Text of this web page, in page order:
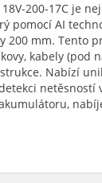
18V-200-17C je
pomocí AI
200 mm. Tento
kabely (pod
Nabízí
netěsností